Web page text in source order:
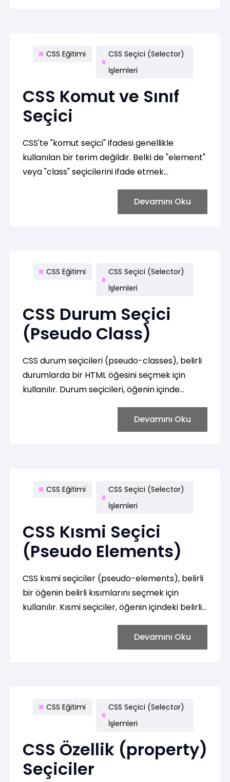
CSS Eğitimi
CSS Seçici (Selector)
İşlemleri
CSS Komut ve Sınıf
Seçici
CSS'te "komut seçici" ifadesi genellikle
kullanılan bir terim değildir. Belki de "element"
veya "class" seçicilerini ifade etmek
hem de sınıf seçicisi ile ilgili bilgi vereceğim.
Devamını Oku
CSS Eğitimi
CSS Seçici (Selector)
İşlemleri
CSS Durum Seçici
(Pseudo Class)
CSS durum seçicileri (pseudo-classes), belirli
durumlarda bir HTML öğesini seçmek için
kullanılır. Durum seçicileri, öğenin içinde
bağlı olarak özel stiller uygulamak için
Devamını Oku
CSS Eğitimi
CSS Seçici (Selector)
İşlemleri
CSS Kısmi Seçici
(Pseudo Elements)
CSS kısmi seçiciler (pseudo-elements), belirli
bir öğenin belirli kısımlarını seçmek için
kullanılır. Kısmi seçiciler, öğenin içindeki belirli
öğenin belirli bir durumunu temsil edebilir.
Devamını Oku
CSS Eğitimi
CSS Seçici (Selector)
İşlemleri
CSS Özellik (property)
Seçiciler